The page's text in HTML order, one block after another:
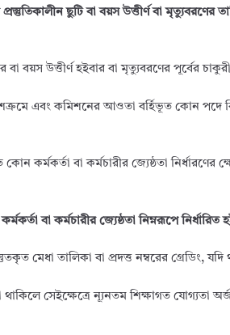
ছুটি বা বয়স উত্তীর্ণ বা মৃত্যুবরণের
বা বয়স উত্তীর্ণ হইবার বা মৃত্যুবরণের পূর্বের
এবং কমিশনের আওতা বর্হিভূত কোন পদে
কর্মকর্তা বা কর্মচারীর জ্যেষ্ঠতা নির্ধারণের
বা কর্মচারীর জ্যেষ্ঠতা নিম্নরূপে নির্ধারিত
মেধা তালিকা বা প্রদত্ত নম্বরের গ্রেডিং,
থাকিলে সেইক্ষেত্রে ন্যূনতম শিক্ষাগত যোগ্যতা